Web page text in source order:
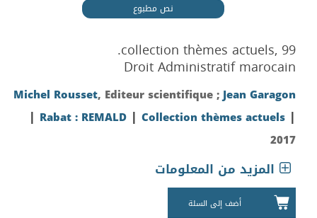
نص مطبوع
collection thèmes actuels, 99.
Droit Administratif marocain
Michel Rousset, Editeur scientifique ;Jean Garagon
| Rabat : REMALD | Collection thèmes actuels |
2017
المزيد من المعلومات
أضف إلى السلة